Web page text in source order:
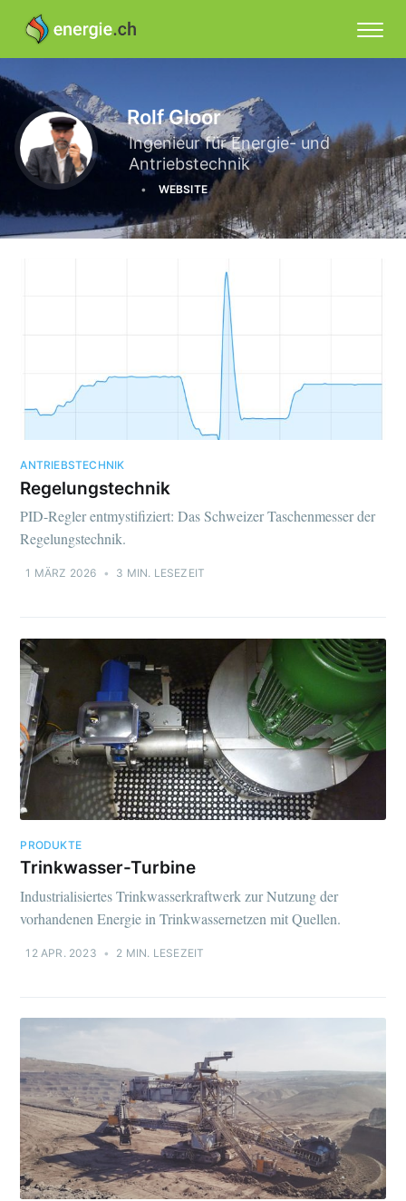
Rolf Gloor
Ingenieur für Energie- und
Antriebstechnik
WEBSITE
ANTRIEBSTECHNIK
Regelungstechnik
PID-Regler entmystifiziert: Das Schweizer Taschenmesser der
Regelungstechnik.
1 MÄRZ 2026 • 3 MIN. LESEZEIT
PRODUKTE
Trinkwasser-Turbine
Industrialisiertes Trinkwasserkraftwerk zur Nutzung der
vorhandenen Energie in Trinkwassernetzen mit Quellen.
12 APR. 2023 • 2 MIN. LESEZEIT